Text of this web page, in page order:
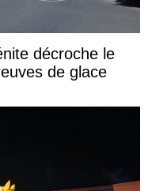
décroche le
de glace